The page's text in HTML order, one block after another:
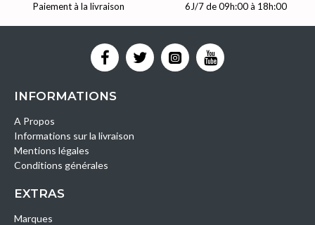
Paiement à la livraison 6J/7 de 09h:00 à 18h:00
INFORMATIONS
A Propos
Informations sur la livraison
Mentions légales
Conditions générales
EXTRAS
Marques